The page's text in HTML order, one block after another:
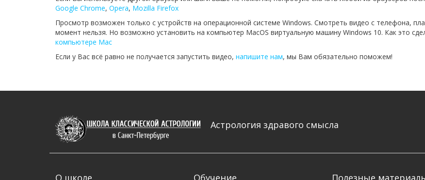
Google Chrome, Opera, Mozilla Firefox
Просмотр возможен только с устройств на операционной системе Windows. Смотреть видео с телефона,
момент нельзя. Но возможно установить на компьютер MacOS виртуальную машину Windows 10. Как это
компьютере Mac
Если у Вас всё равно не получается запустить видео, напишите нам, мы Вам обязательно поможем!
Астрология здравого смысла
О школе Обучение Полезные